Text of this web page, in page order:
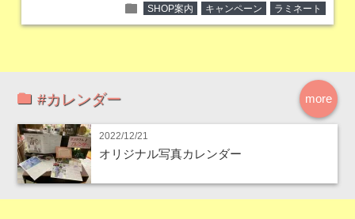
folder SHOP案内 キャンペーン ラミネート
more
#カレンダー
2022/12/21
オリジナル写真カレンダー